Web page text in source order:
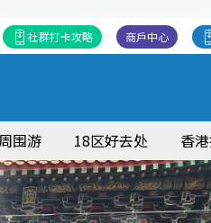
商戶中心
社群打卡攻略
围游 18区好去处 香